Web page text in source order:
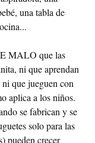
una tabla de
MALO que las
ni que aprendan
que jueguen con
aplica a los niños.
se fabrican y se
solo para las
pueden crecer